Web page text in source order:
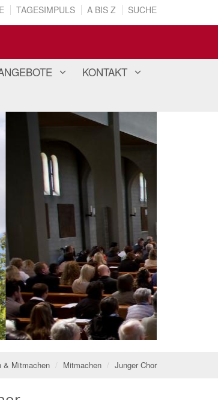
TAGESIMPULS A BIS Z SUCHE
KONTAKT
& Mitmachen Mitmachen Junger Chor